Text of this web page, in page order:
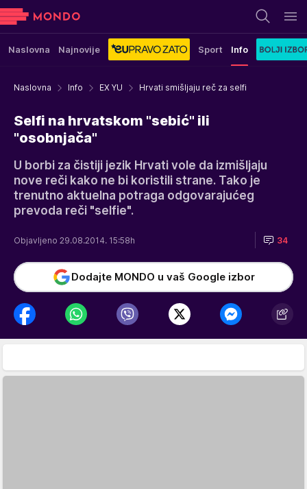
Naslovna Najnovije Sport Info
Naslovna Info EX YU Hrvati smišljaju reč za selfi
Selfi na hrvatskom "sebić" ili
"osobnjača"
U borbi za čistiji jezik Hrvati vole da izmišljaju
nove reči kako ne bi koristili strane. Tako je
trenutno aktuelna potraga odgovarajućeg
prevoda reči "selfie".
Objavljeno 29.08.2014. 15:58h 34
Dodajte MONDO u vaš Google izbor